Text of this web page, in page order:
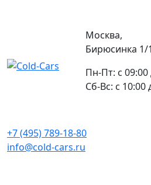
Москва,
Бирюсинка 1/
Пн-Пт: с 09:00
Сб-Вс: с 10:00
+7 (495) 789-18-80
info@cold-cars.ru